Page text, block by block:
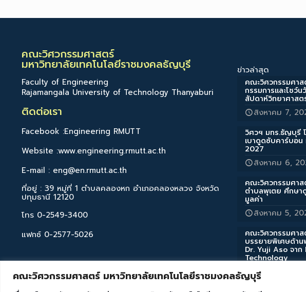
คณะวิศวกรรมศาสตร์ มหาวิทยาลัยเทคโนโลยีราชมงคลธัญบุรี
คณะวิศวกรรมศาสตร์
มหาวิทยาลัยเทคโนโลยีราชมงคลธัญบุรี
Faculty of Engineering
Rajamangala University of Technology Thanyaburi
ติดต่อเรา
Facebook :Engineering RMUTT
Website :www.engineering.rmutt.ac.th
E-mail : eng@en.rmutt.ac.th
ที่อยู่ : 39 หมู่ที่ 1 ตำบลคลองหก อำเภอคลองหลวง จังหวัด
ปทุมธานี 12120
โทร 0-2549-3400
แฟกซ์ 0-2577-5026
ข่าวล่าสุด
คณะวิศวกรรมศา
กรรมการและโชว์
สัปดาห์วิทยาศาส
สิงหาคม 7,
วิศวฯ มทร.ธัญบุรี
เบาดูดซับคาร์บอน
2027
สิงหาคม 6,
คณะวิศวกรรมศา
ตำบลพุเตย ศึกษา
มูลค่า
สิงหาคม 5,
คณะวิศวกรรมศา
บรรยายพิเศษด้า
Dr. Yuji Aso จา
Technology
สิงหาคม 3,